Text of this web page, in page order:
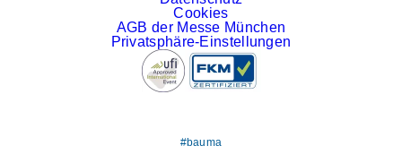
Cookies
AGB der Messe München
Privatsphäre-Einstellungen
#bauma